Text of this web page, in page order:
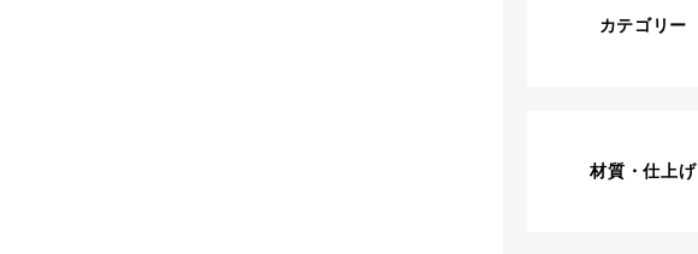
カテゴリー
材質・仕上げ